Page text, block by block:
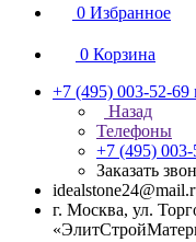
0 Избранное
0 Корзина
+7 (495) 003-52-69
Назад
Телефоны
+7 (495)
Заказать
г. Москва, ул.